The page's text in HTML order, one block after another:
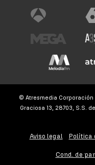
© Atresmedia
Graciosa 13, 28703, S.S.
Aviso legal Política
Cond. de